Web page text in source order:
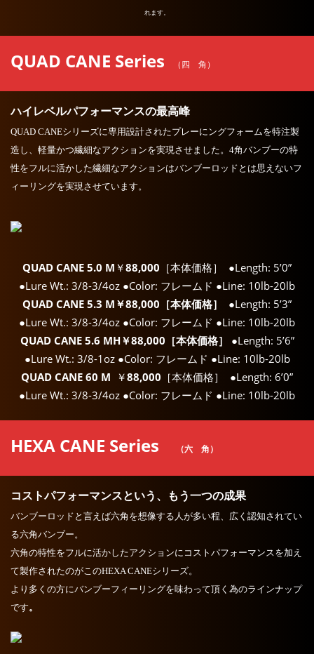
れます。
QUAD CANE Series （四 角）
ハイレベルパフォーマンスの最高峰
QUAD CANEシリーズに専用設計されたプレーにングフォームを特注製
造し、軽量かつ繊細なアクションを実現させました。4角バンブーの特
性をフルに活かした繊細なアクションはバンブーロッドとは思えないフ
ィーリングを実現させています。
QUAD CANE 5.0 M ￥88,000 ［本体価格］ ●Length: 5’0”
●Lure Wt.: 3/8-3/4oz ●Color: フレームド ●Line: 10lb-20lb
QUAD CANE 5.3 M￥88,000［本体価格］
●Length: 5’3”
●Lure Wt.: 3/8-3/4oz ●Color: フレームド ●Line: 10lb-20lb
QUAD CANE 5.6 MH￥88,000［本体価格］
●Length: 5’6”
●Lure Wt.: 3/8-1oz ●Color: フレームド ●Line: 10lb-20lb
QUAD CANE 60 M ￥88,000 ［本体価格］ ●Length: 6’0”
●Lure Wt.: 3/8-3/4oz ●Color: フレームド ●Line: 10lb-20lb
HEXA CANE Series （六 角）
コストパフォーマンスという、もう一つの成果
バンブーロッドと言えば六角を想像する人が多い程、広く認知されてい
る六角バンブー。
六角の特性をフルに活かしたアクションにコストパフォーマンスを加え
て製作されたのがこのHEXA CANEシリーズ。
より多くの方にバンブーフィーリングを味わって頂く為のラインナップ
です。